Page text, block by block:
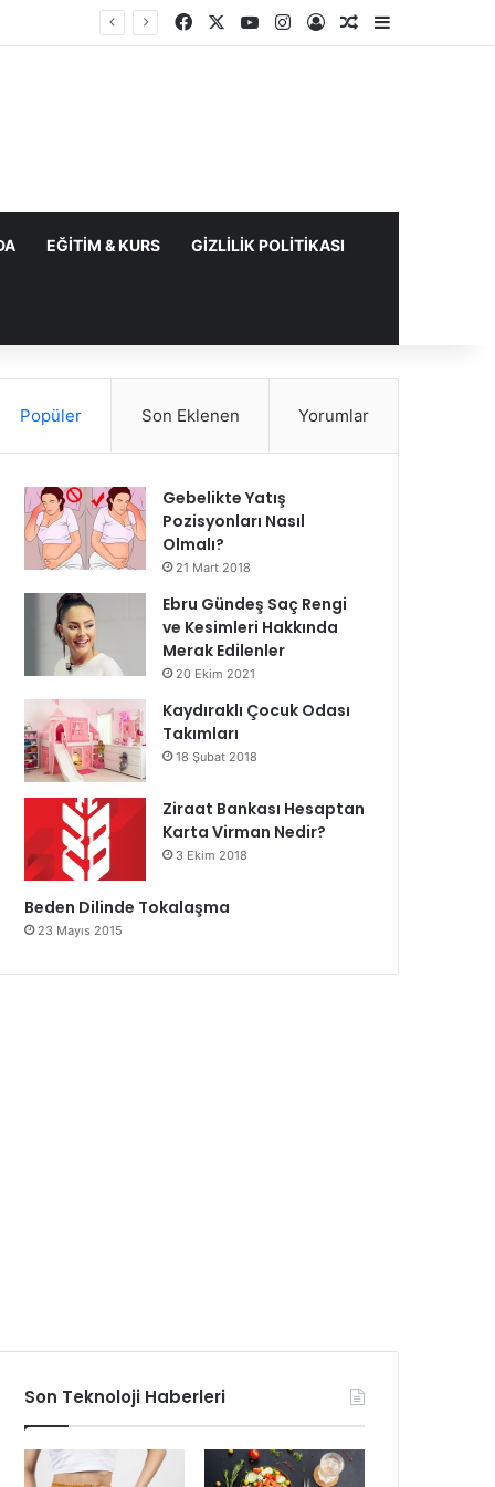
FacebookYouTubeInstagram
Kayıt OlRastgele Makale
Kenar
EĞITIM & KURS GIZLILIK POLITIKASI
Popüler Son Eklenen Yorumlar
Gebelikte Yatış
Pozisyonları Nasıl
Olmalı?
21 Mart 2018
Ebru Gündeş Saç Rengi
ve Kesimleri Hakkında
Merak Edilenler
20 Ekim 2021
Kaydıraklı Çocuk Odası
Takımları
18 Şubat 2018
Ziraat Bankası Hesaptan
Karta Virman Nedir?
3 Ekim 2018
Beden Dilinde Tokalaşma
23 Mayıs 2015
Son Teknoloji Haberleri